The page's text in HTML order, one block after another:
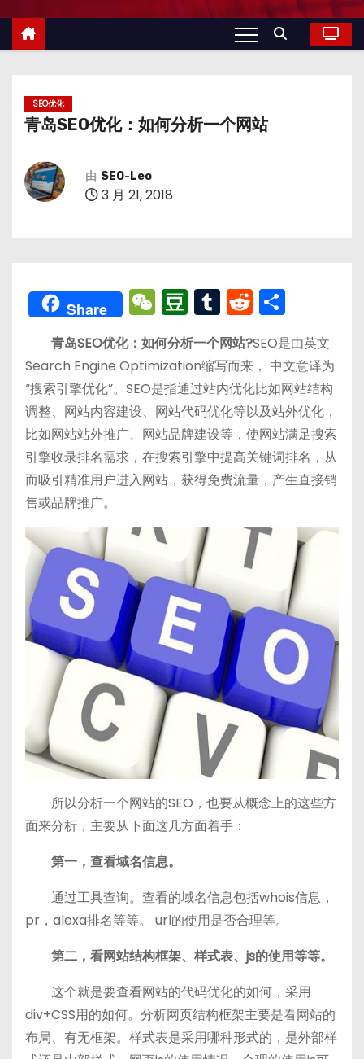
SEO优化
青岛SEO优化：如何分析一个网站
由 SEO-Leo
3 月 21, 2018
Share W
e
C
h
a
t
D
o
u
b
a
n
T
u
m
bl
r
R
e
d
di
t
享
青岛SEO优化：如何分析一个网站?SEO是由英文
Search Engine Optimization缩写而来， 中文意译为
“搜索引擎优化”。SEO是指通过站内优化比如网站结构
调整、网站内容建设、网站代码优化等以及站外优化，
比如网站站外推广、网站品牌建设等，使网站满足搜索
引擎收录排名需求，在搜索引擎中提高关键词排名，从
而吸引精准用户进入网站，获得免费流量，产生直接销
售或品牌推广。
所以分析一个网站的SEO，也要从概念上的这些方
面来分析，主要从下面这几方面着手：
第一，查看域名信息。
通过工具查询。查看的域名信息包括whois信息，
pr，alexa排名等等。 url的使用是否合理等。
第二，看网站结构框架、样式表、js的使用等等。
这个就是要查看网站的代码优化的如何，采用
div+CSS用的如何。分析网页结构框架主要是看网站的
布局、有无框架。样式表是采用哪种形式的，是外部样